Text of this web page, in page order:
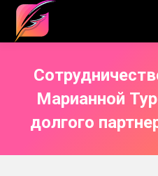
Марианной
долгого